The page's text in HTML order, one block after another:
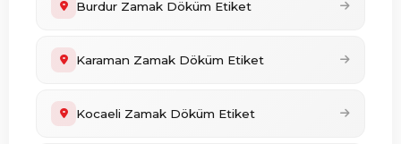
Burdur Zamak Döküm Etiket
Karaman Zamak Döküm Etiket
Kocaeli Zamak Döküm Etiket